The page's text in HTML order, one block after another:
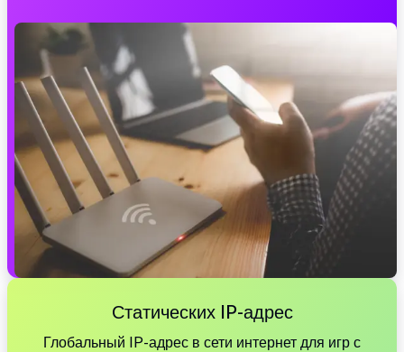
Статических IP-адрес
Глобальный IP-адрес в сети интернет для игр с